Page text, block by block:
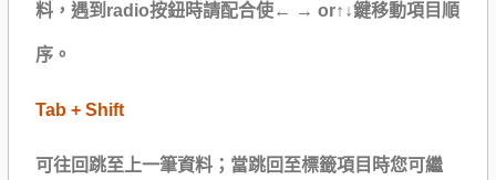
料，遇到radio按鈕時請配合使← → or↑↓鍵移動項目順
序。
Tab + Shift
可往回跳至上一筆資料；當跳回至標籤項目時您可繼